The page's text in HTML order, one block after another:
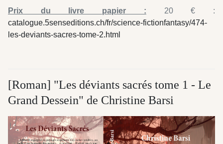
Prix du livre papier : 20 € :
catalogue.5senseditions.ch/fr/science-fictionfantasy/474-
les-deviants-sacres-tome-2.html
[Roman] "Les déviants sacrés tome 1 - Le
Grand Dessein" de Christine Barsi